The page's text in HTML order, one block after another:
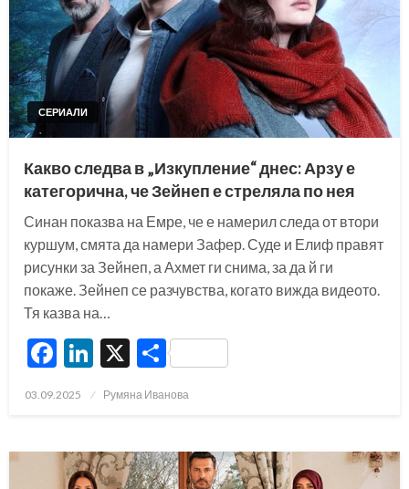
СЕРИАЛИ
Какво следва в „Изкупление“ днес: Арзу е
категорична, че Зейнеп е стреляла по нея
Синан показва на Емре, че е намерил следа от втори
куршум, смята да намери Зафер. Суде и Елиф правят
рисунки за Зейнеп, а Ахмет ги снима, за да й ги
покаже. Зейнеп се разчувства, когато вижда видеото.
Тя казва на…
Facebook
LinkedIn
X Share
Posted
03.09.2025 Румяна Иванова